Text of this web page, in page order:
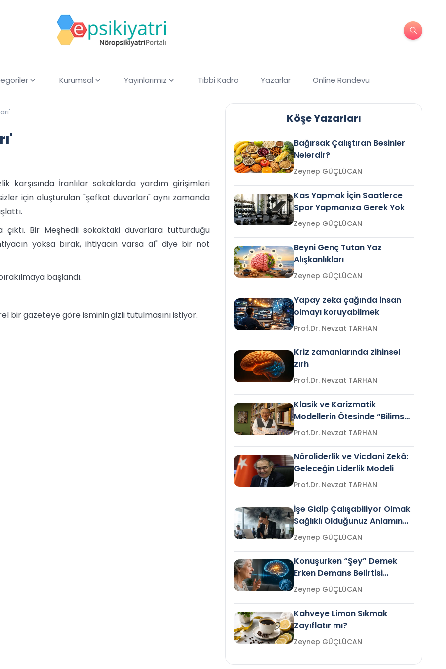
Kurumsal Yayınlarımız Tıbbi Kadro Yazarlar Online Randevu
karşısında İranlılar sokaklarda yardım girişimleri
için oluşturulan "şefkat duvarları" aynı zamanda
Bir Meşhedli sokaktaki duvarlara tutturduğu
yoksa bırak, ihtiyacın varsa al" diye bir not
başlandı.
bir gazeteye göre isminin gizli tutulmasını istiyor.
Köşe Yazarları
Bağırsak Çalıştıran Besinler
Nelerdir?
Zeynep GÜÇLÜCAN
Kas Yapmak İçin Saatlerce
Spor Yapmanıza Gerek Yok
Zeynep GÜÇLÜCAN
Beyni Genç Tutan Yaz
Alışkanlıkları
Zeynep GÜÇLÜCAN
Yapay zeka çağında insan
olmayı koruyabilmek
Prof.Dr. Nevzat TARHAN
Kriz zamanlarında zihinsel
zırh
Prof.Dr. Nevzat TARHAN
Klasik ve Karizmatik
Modellerin Ötesinde “Bilimsel
Liderlik”
Prof.Dr. Nevzat TARHAN
Nöroliderlik ve Vicdani Zekâ:
Geleceğin Liderlik Modeli
Prof.Dr. Nevzat TARHAN
İşe Gidip Çalışabiliyor Olmak
Sağlıklı Olduğunuz Anlamına
Gelir mi?Zeynep GÜÇLÜCAN
Konuşurken “Şey” Demek
Erken Demans Belirtisi
Olabilir mi?Zeynep GÜÇLÜCAN
Kahveye Limon Sıkmak
Zayıflatır mı?
Zeynep GÜÇLÜCAN